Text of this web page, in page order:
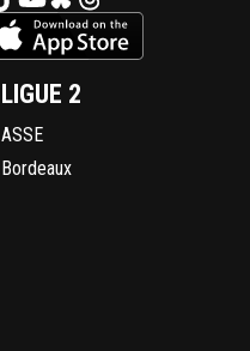
LIGUE 2
ASSE
Bordeaux